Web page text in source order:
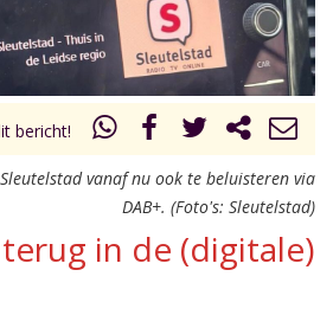
bericht!
vanaf nu ook te beluisteren via
DAB+. (Foto's: Sleutelstad)
in de (digitale)